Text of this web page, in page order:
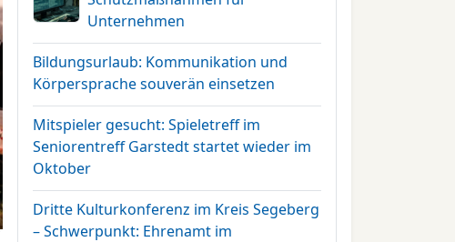
Unternehmen
Bildungsurlaub: Kommunikation und
Körpersprache souverän einsetzen
Mitspieler gesucht: Spieletreff im
Seniorentreff Garstedt startet wieder im
Oktober
Dritte Kulturkonferenz im Kreis Segeberg
– Schwerpunkt: Ehrenamt im